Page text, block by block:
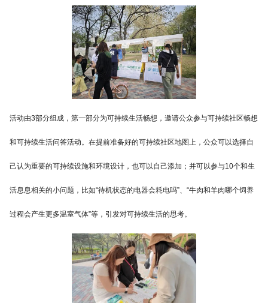
活动由3部分组成，第一部分为可持续生活畅想，邀请公众参与可持续社区畅想
和可持续生活问答活动。在提前准备好的可持续社区地图上，公众可以选择自
己认为重要的可持续设施和环境设计，也可以自己添加；并可以参与10个和生
活息息相关的小问题，比如“待机状态的电器会耗电吗”、“牛肉和羊肉哪个饲养
过程会产生更多温室气体”等，引发对可持续生活的思考。